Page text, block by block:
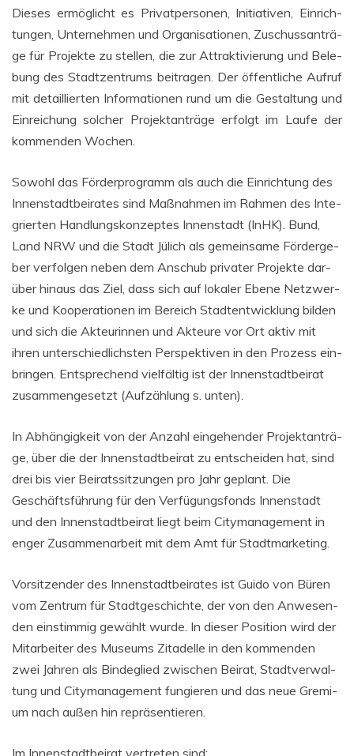
Die­ses ermög­licht es Pri­vat­per­so­nen, Initia­ti­ven, Ein­rich­
tun­gen, Unter­neh­men und Orga­ni­sa­tio­nen, Zuschuss­an­trä­
ge für Pro­jek­te zu stel­len, die zur Attrak­ti­vie­rung und Bele­
bung des Stadt­zen­trums bei­tra­gen. Der öffent­li­che Auf­ruf
mit detail­lier­ten Infor­ma­tio­nen rund um die Gestal­tung und
Ein­rei­chung sol­cher Pro­jekt­an­trä­ge erfolgt im Lau­fe der
kom­men­den Wochen.
Sowohl das För­der­pro­gramm als auch die Ein­rich­tung des
Innen­stadt­bei­ra­tes sind Maß­nah­men im Rah­men des Inte­
grier­ten Hand­lungs­kon­zep­tes Innen­stadt (InHK). Bund,
Land NRW und die Stadt Jülich als gemein­sa­me För­der­ge­
ber ver­fol­gen neben dem Anschub pri­va­ter Pro­jek­te dar­
über hin­aus das Ziel, dass sich auf loka­ler Ebe­ne Netz­wer­
ke und Koope­ra­tio­nen im Bereich Stadt­ent­wick­lung bil­den
und sich die Akteu­rin­nen und Akteu­re vor Ort aktiv mit
ihren unter­schied­lichs­ten Per­spek­ti­ven in den Pro­zess ein­
brin­gen. Ent­spre­chend viel­fäl­tig ist der Innen­stadt­bei­rat
zusam­men­ge­setzt (Auf­zäh­lung s. unten).
In Abhän­gig­keit von der Anzahl ein­ge­hen­der Pro­jekt­an­trä­
ge, über die der Innen­stadt­bei­rat zu ent­schei­den hat, sind
drei bis vier Bei­rats­sit­zun­gen pro Jahr geplant. Die
Geschäfts­füh­rung für den Ver­fü­gungs­fonds Innen­stadt
und den Innen­stadt­bei­rat liegt beim City­ma­nage­ment in
enger Zusam­men­ar­beit mit dem Amt für Stadtmarketing.
Vor­sit­zen­der des Innen­stadt­bei­ra­tes ist Gui­do von Büren
vom Zen­trum für Stadt­ge­schich­te, der von den Anwe­sen­
den ein­stim­mig gewählt wur­de. In die­ser Posi­ti­on wird der
Mit­ar­bei­ter des Muse­ums Zita­del­le in den kom­men­den
zwei Jah­ren als Bin­de­glied zwi­schen Bei­rat, Stadt­ver­wal­
tung und City­ma­nage­ment fun­gie­ren und das neue Gre­mi­
um nach außen hin repräsentieren.
Im Innen­stadt­bei­rat ver­tre­ten sind: